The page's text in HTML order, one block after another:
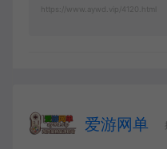
https://www.aywd.vip/4120.html
爱游网单